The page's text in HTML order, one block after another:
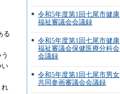
る
い
れ
令和5年度第1回七尾市健康
福祉審議会会議録
令和5年度第1回七尾市健康
福祉審議会保健医療分科会
会議録
令和5年度第1回七尾市男女
共同参画審議会会議録